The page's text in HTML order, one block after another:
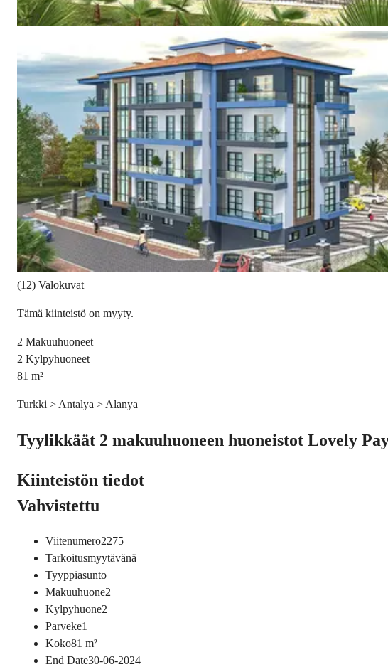
(12) Valokuvat
Tämä kiinteistö on myyty.
2 Makuuhuoneet
2 Kylpyhuoneet
81 m²
Turkki > Antalya > Alanya
Tyylikkäät 2 makuuhuoneen huoneistot Lovely
Kiinteistön tiedot
Vahvistettu
Viitenumero2275
Tarkoitusmyytävänä
Tyyppiasunto
Makuuhuone2
Kylpyhuone2
Parveke1
Koko81 m²
End Date30-06-2024